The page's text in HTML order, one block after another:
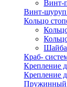
Винт-
Винт-
Кольцо
Краб-
Крепление
Крепление